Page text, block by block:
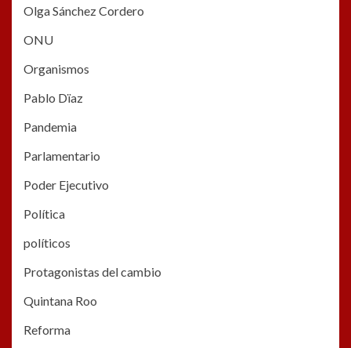
Olga Sánchez Cordero
ONU
Organismos
Pablo Dïaz
Pandemia
Parlamentario
Poder Ejecutivo
Política
políticos
Protagonistas del cambio
Quintana Roo
Reforma